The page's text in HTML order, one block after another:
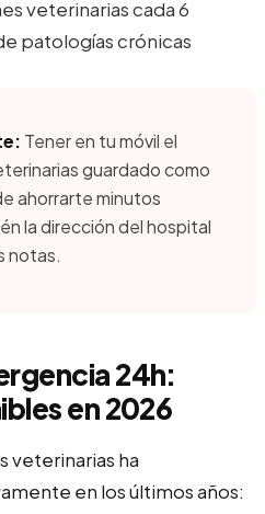
veterinarias cada 6
patologías crónicas
Tener en tu móvil el
guardado como
ahorrarte minutos
la dirección del hospital
notas.
24h:
en 2026
veterinarias ha
en los últimos años: